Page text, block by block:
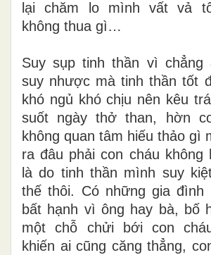
lại chăm lo mình vất vả
không thua gì…
Suy sụp tinh thần vì chẳng
suy nhược mà tinh thần tốt
khó ngủ khó chịu nên kêu
suốt ngày thở than, hờn
không quan tâm hiếu thảo gì
ra đâu phải con cháu không
là do tinh thần mình suy
thế thôi. Có những gia đình
bất hạnh vì ông hay bà, bố
một chỗ chửi bới con
khiến ai cũng căng thẳng,